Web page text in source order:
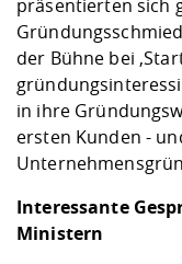
präsentierten sich
der Bühne bei
in ihre
ersten Kunden -
Interessante
Ministern